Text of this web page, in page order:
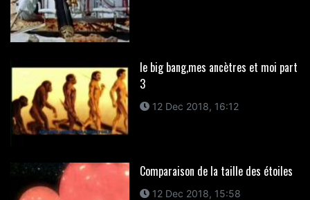
le big bang,mes ancètres et moi part
3
12 Dec 2018, 16:12
Comparaison de la taille des étoiles
12 Dec 2018, 15:58